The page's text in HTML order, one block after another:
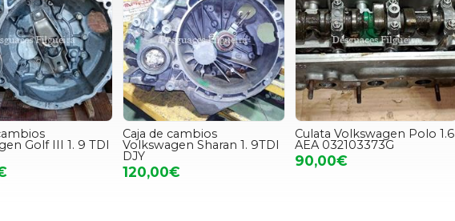
Golf III 1. 9 TDI
Caja de cambios
Volkswagen Sharan 1. 9TDI
DJY
120,00€
Culata Volkswagen Polo 1.6
AEA 032103373G
90,00€